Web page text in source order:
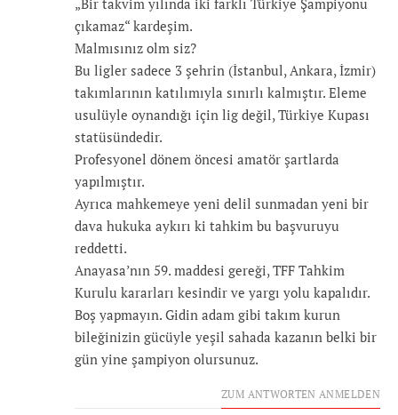
çıkamaz“ kardeşim.
Malmısınız olm siz?
Bu ligler sadece 3 şehrin (İstanbul, Ankara, İzmir)
takımlarının katılımıyla sınırlı kalmıştır. Eleme
usulüyle oynandığı için lig değil, Türkiye Kupası
statüsündedir.
Profesyonel dönem öncesi amatör şartlarda
yapılmıştır.
Ayrıca mahkemeye yeni delil sunmadan yeni bir
dava hukuka aykırı ki tahkim bu başvuruyu
reddetti.
Anayasa’nın 59. maddesi gereği, TFF Tahkim
Kurulu kararları kesindir ve yargı yolu kapalıdır.
Boş yapmayın. Gidin adam gibi takım kurun
bileğinizin gücüyle yeşil sahada kazanın belki bir
gün yine şampiyon olursunuz.
ZUM ANTWORTEN ANMELDEN